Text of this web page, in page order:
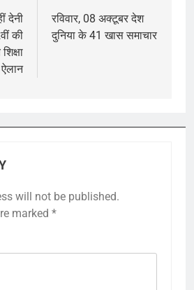
देनी
की
रविवार, 08 अक्टूबर देश
दुनिया के 41 खास समाचार
will not be published.
marked *